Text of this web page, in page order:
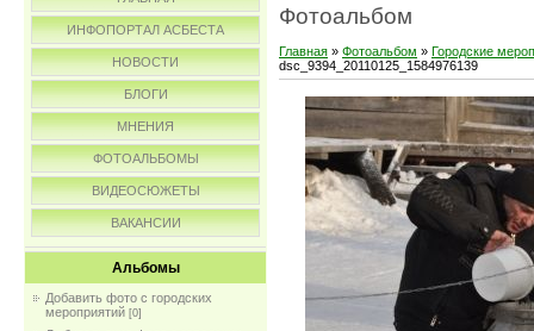
ИНФОПОРТАЛ АСБЕСТА
НОВОСТИ
БЛОГИ
МНЕНИЯ
ФОТОАЛЬБОМЫ
ВИДЕОСЮЖЕТЫ
ВАКАНСИИ
Альбомы
Добавить фото с городских
мероприятий [0]
Фотоальбом
Главная » Фотоальбом » Городские
dsc_9394_20110125_1584976139